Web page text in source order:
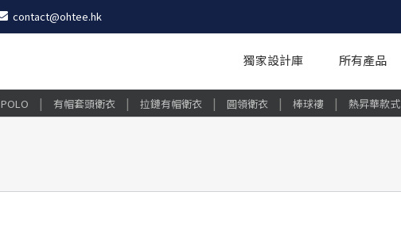
contact@ohtee.hk
獨家設計庫 所有產品
POLO | 有帽套頭衛衣 | 拉鏈有帽衛衣 | 圓領衛衣 | 棒球褸 | 熱昇華款式